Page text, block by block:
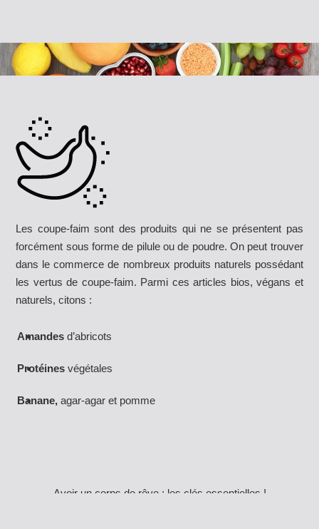
Les coupe-faim sont des produits qui ne se présentent pas
forcément sous forme de pilule ou de poudre. On peut trouver
dans le commerce de nombreux produits naturels possédant
les vertus de coupe-faim. Parmi ces articles bios, végans et
naturels, citons :
Amandesd’abricots
Protéinesvégétales
Banane,agar-agar et pomme
Avoir un corps de rêve : les clés essentielles !